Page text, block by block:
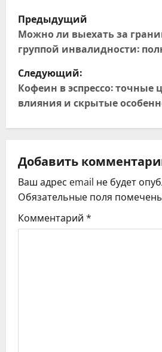
Н
а
в
и
г
ц
и
я
Предыдущий
Можно ли выехать за
группой инвалидности:
Следующий:
Кофеин в эспрессо:
влияния и скрытые
Добавить
Ваш адрес email не будет
Обязательные поля
Комментарий *